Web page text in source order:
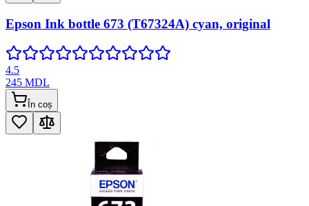
Epson Ink bottle 673 (T67324A) cyan, original
4.5
245 MDL
În coș